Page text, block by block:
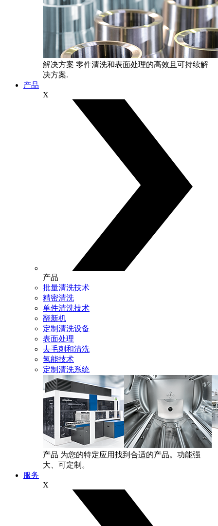
解决方案 零件清洗和表面处理的高效且可持续解
决方案.
产品
X
产品
批量清洗技术
精密清洗
单件清洗技术
翻新机
定制清洗设备
表面处理
去毛刺和清洗
氢能技术
定制清洗系统
产品 为您的特定应用找到合适的产品。功能强
大、可定制。
服务
X